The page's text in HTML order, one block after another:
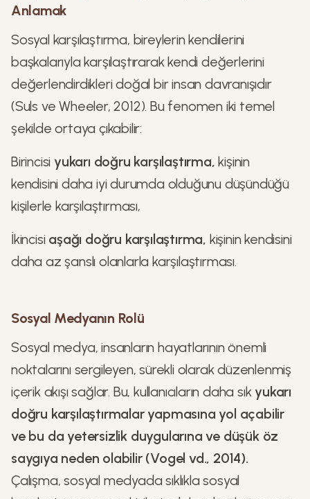
Anlamak
Sosyal karşılaştırma, bireylerin kendilerini
başkalarıyla karşılaştırarak kendi değerlerini
değerlendirdikleri doğal bir insan davranışıdır
(Suls ve Wheeler, 2012). Bu fenomen iki temel
şekilde ortaya çıkabilir:
Birincisi yukarı doğru karşılaştırma, kişinin
kendisini daha iyi durumda olduğunu düşündüğü
kişilerle karşılaştırması,
İkincisi aşağı doğru karşılaştırma, kişinin kendisini
daha az şanslı olanlarla karşılaştırması.
Sosyal Medyanın Rolü
Sosyal medya, insanların hayatlarının önemli
noktalarını sergileyen, sürekli olarak düzenlenmiş
içerik akışı sağlar. Bu, kullanıcıların daha sık yukarı
doğru karşılaştırmalar yapmasına yol açabilir
ve bu da yetersizlik duygularına ve düşük öz
saygıya neden olabilir (Vogel vd., 2014).
Çalışma, sosyal medyada sıklıkla sosyal